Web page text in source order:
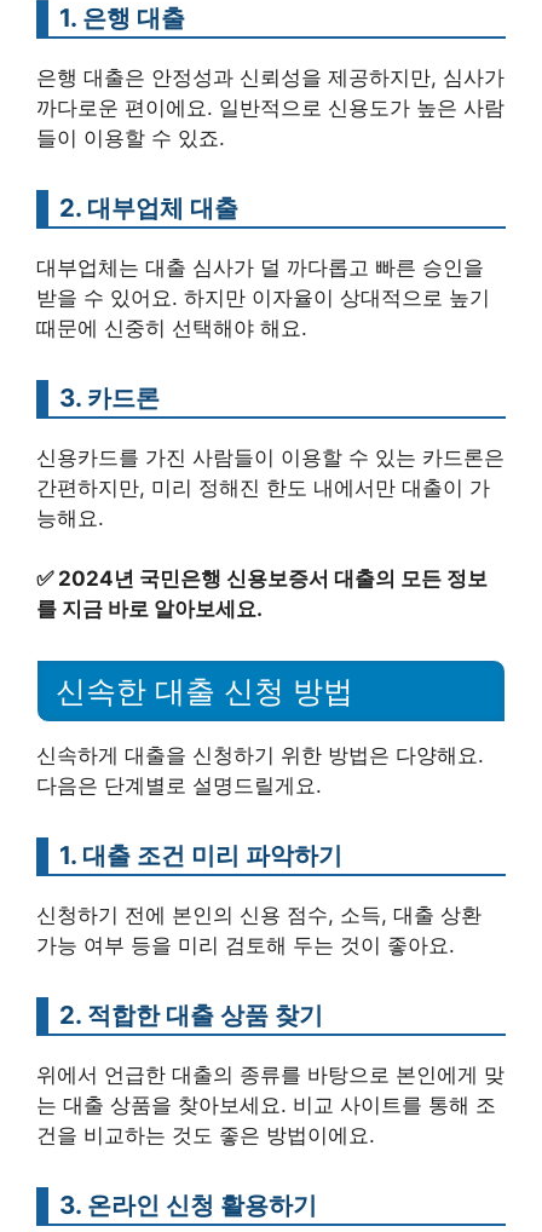
1. 은행 대출
은행 대출은 안정성과 신뢰성을 제공하지만, 심사가
까다로운 편이에요. 일반적으로 신용도가 높은 사람
들이 이용할 수 있죠.
2. 대부업체 대출
대부업체는 대출 심사가 덜 까다롭고 빠른 승인을
받을 수 있어요. 하지만 이자율이 상대적으로 높기
때문에 신중히 선택해야 해요.
3. 카드론
신용카드를 가진 사람들이 이용할 수 있는 카드론은
간편하지만, 미리 정해진 한도 내에서만 대출이 가
능해요.
✅ 2024년 국민은행 신용보증서 대출의 모든 정보
를 지금 바로 알아보세요.
신속한 대출 신청 방법
신속하게 대출을 신청하기 위한 방법은 다양해요.
다음은 단계별로 설명드릴게요.
1. 대출 조건 미리 파악하기
신청하기 전에 본인의 신용 점수, 소득, 대출 상환
가능 여부 등을 미리 검토해 두는 것이 좋아요.
2. 적합한 대출 상품 찾기
위에서 언급한 대출의 종류를 바탕으로 본인에게 맞
는 대출 상품을 찾아보세요. 비교 사이트를 통해 조
건을 비교하는 것도 좋은 방법이에요.
3. 온라인 신청 활용하기